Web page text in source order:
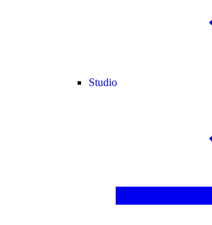
Studio